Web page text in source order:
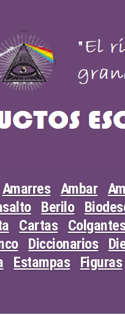
Amarres Ambar
Berilo
Cartas
Diccionarios
Estampas Figuras